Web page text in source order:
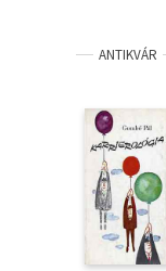
ANTIKVÁR